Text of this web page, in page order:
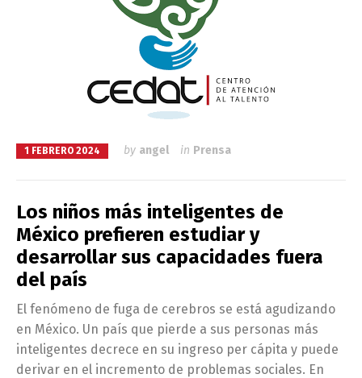
1 FEBRERO 2024 by angel in Prensa
Los niños más inteligentes de
México prefieren estudiar y
desarrollar sus capacidades fuera
del país
El fenómeno de fuga de cerebros se está agudizando
en México. Un país que pierde a sus personas más
inteligentes decrece en su ingreso per cápita y puede
derivar en el incremento de problemas sociales. En